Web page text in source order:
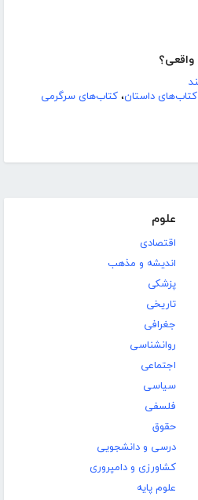
واقعی؟
کتاب‌های داستان، کتاب‌های سرگرمی
علوم
اقتصادی
اندیشه و مذهب
پزشکی
تاریخی
جغرافی
روانشناسی
اجتماعی
سیاسی
فلسفی
حقوق
درسی و دانشجویی
کشاورزی و دامپروری
علوم پایه